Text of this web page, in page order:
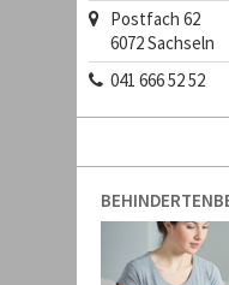
Postfach 62
6072Sachseln
041 666 52 52